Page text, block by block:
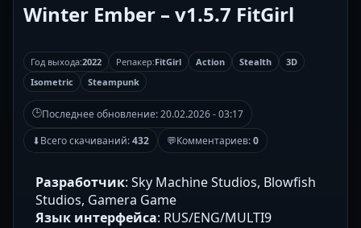
Winter Ember – v1.5.7 FitGirl
Год выхода:2022 Репакер:FitGirl Action Stealth
3D
Isometric
Steampunk
🕒Последнее обновление:20.02.2026 - 03:17
⬇Всего скачиваний:432 💬Комментариев:0
Разработчик: Sky Machine Studios, Blowfish
Studios, Gamera Game
Язык интерфейса: RUS/ENG/MULTI9